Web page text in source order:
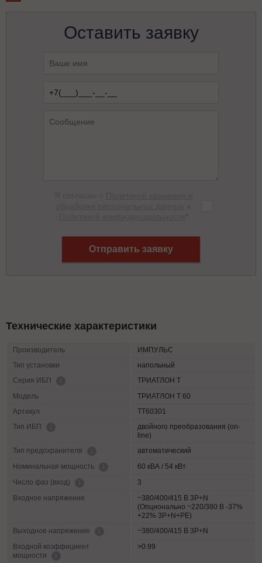
Оставить заявку
Отправить заявку
Технические характеристики
Производитель
ИМПУЛЬС
Тип установки
напольный
Серия ИБП
ТРИАТЛОН Т
Модель
ТРИАТЛОН Т 60
Артикул
TT60301
Тип ИБП
двойного преобразования (on-
line)
Тип предохранителя
автоматический
Номинальная мощность
60 кВА / 54 кВт
Число фаз (вход)
3
Входное напряжение
~380/400/415 В 3P+N
(Опционально ~220/380 В -37%
+22% 3P+N+PE)
Выходное напряжение
~380/400/415 В 3P+N
Входной коэффициент
мощности
>0.99